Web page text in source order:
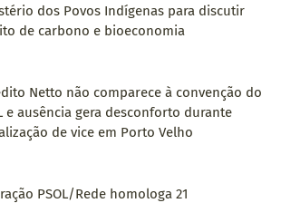
dos Povos Indígenas para discutir
de carbono e bioeconomia
Netto não comparece à convenção do
e ausência gera desconforto durante
de vice em Porto Velho
PSOL/Rede homologa 21